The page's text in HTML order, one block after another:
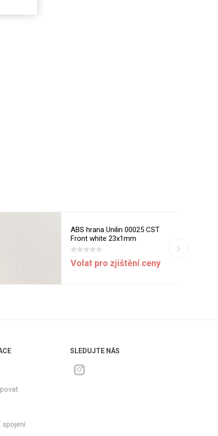
ABS hrana Unilin 00025 CST
Front white 23x1mm
Volat pro zjištění ceny
spojení
SLEDUJTE NÁS